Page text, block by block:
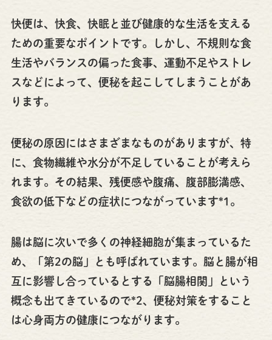
快便は、快食、快眠と並び健康的な生活を支える
ための重要なポイントです。しかし、不規則な食
生活やバランスの偏った食事、運動不足やストレ
スなどによって、便秘を起こしてしまうことがあ
ります。
便秘の原因にはさまざまなものがありますが、特
に、食物繊維や水分が不足していることが考えら
れます。その結果、残便感や腹痛、腹部膨満感、
食欲の低下などの症状につながっています*1。
腸は脳に次いで多くの神経細胞が集まっているた
め、「第2の脳」とも呼ばれています。脳と腸が相
互に影響し合っているとする「脳腸相関」という
概念も出てきているので*2、便秘対策をすること
は心身両方の健康につながります。